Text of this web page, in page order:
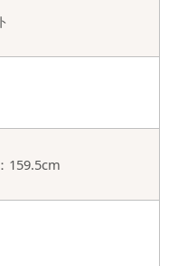
159.5cm